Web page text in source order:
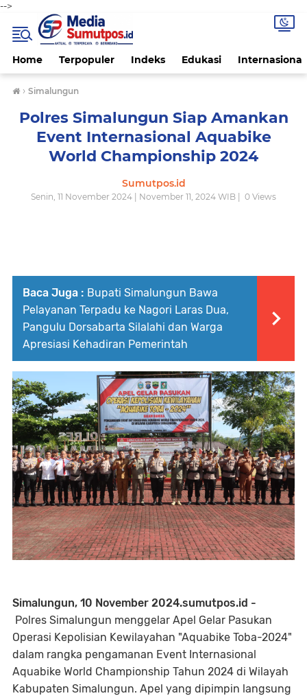
-->
Home Terpopuler Indeks Edukasi Internasional
› Simalungun
Polres Simalungun Siap Amankan
Event Internasional Aquabike
World Championship 2024
Sumutpos.id
Senin, 11 November 2024 | November 11, 2024 WIB | 0 Views
Baca Juga : Bupati Simalungun Bawa
Pelayanan Terpadu ke Nagori Laras Dua,
Pangulu Dorsabarta Silalahi dan Warga
Apresiasi Kehadiran Pemerintah
Simalungun, 10 November 2024.sumutpos.id -
Polres Simalungun menggelar Apel Gelar Pasukan
Operasi Kepolisian Kewilayahan "Aquabike Toba-2024"
dalam rangka pengamanan Event Internasional
Aquabike World Championship Tahun 2024 di Wilayah
Kabupaten Simalungun. Apel yang dipimpin langsung